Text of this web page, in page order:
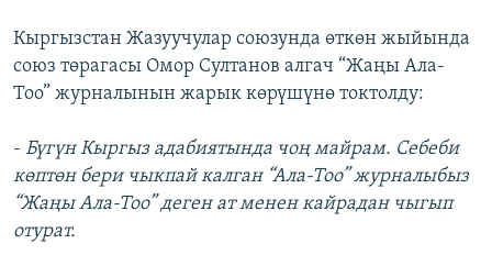
Кыргызстан Жазуучулар союзунда өткөн жыйында
союз төрагасы Омор Султанов алгач “Жаңы Ала-
Тоо” журналынын жарык көрүшүнө токтолду:
- Бүгүн Кыргыз адабиятында чоң майрам. Себеби
көптөн бери чыкпай калган “Ала-Тоо” журналыбыз
“Жаңы Ала-Тоо” деген ат менен кайрадан чыгып
отурат.